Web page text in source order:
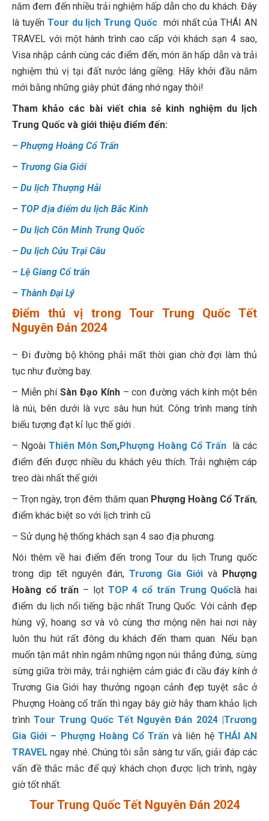
năm đem đến nhiều trải nghiệm hấp dẫn cho du khách. Đây
là tuyến Tour du lịch Trung Quốc mới nhất của THÁI AN
TRAVEL với một hành trình cao cấp với khách sạn 4 sao,
Visa nhập cảnh cùng các điểm đến, món ăn hấp dẫn và trải
nghiệm thú vị tại đất nước láng giềng. Hãy khởi đầu năm
mới bằng những giây phút đáng nhớ ngay thôi!
Tham khảo các bài viết chia sẻ kinh nghiệm du lịch
Trung Quốc và giới thiệu điểm đến:
– Phượng Hoàng Cổ Trấn
– Trương Gia Giới
– Du lịch Thượng Hải
– TOP địa điểm du lịch Bắc Kinh
– Du lịch Côn Minh Trung Quốc
– Du lịch Cửu Trại Câu
– Lệ Giang Cổ trấn
– Thành Đại Lý
Điểm thú vị trong Tour Trung Quốc Tết
Nguyên Đán 2024
– Đi đường bộ không phải mất thời gian chờ đợi làm thủ
tục như đường bay.
– Miễn phí Sàn Đạo Kính– con đường vách kính một bên
là núi, bên dưới là vực sâu hun hút. Công trình mang tính
biểu tượng đạt kỉ lục thế giới .
– NgoàiThiên Môn Sơn,Phượng Hoàng Cổ Trấnlà các
điểm đến được nhiều du khách yêu thích. Trải nghiệm cáp
treo dài nhất thế giới
– Trọn ngày, trọn đêm thăm quan Phượng Hoàng Cổ Trấn,
điểm khác biệt so với lịch trình cũ
– Sử dụng hệ thống khách sạn 4 sao địa phương.
Nói thêm về hai điểm đến trong Tour du lịch Trung quốc
trong dịp tết nguyên đán, Trương Gia Giới và Phượng
Hoàng cổ trấn – lọt TOP 4 cổ trấn Trung Quốc là hai
điểm du lịch nổi tiếng bậc nhất Trung Quốc. Với cảnh đẹp
hùng vỹ, hoang sơ và vô cùng thơ mộng nên hai nơi này
luôn thu hút rất đông du khách đến tham quan. Nếu bạn
muốn tận mắt nhìn ngắm những ngọn núi thẳng đứng, sừng
sừng giữa trời mây, trải nghiệm cảm giác đi cầu đáy kính ở
Trương Gia Giới hay thưởng ngoạn cảnh đẹp tuyệt sắc ở
Phượng Hoàng cổ trấn thì ngay bây giờ hãy tham khảo lịch
trìnhTour Trung Quốc Tết Nguyên Đán 2024 |Trương
Gia Giới – Phượng Hoàng Cổ Trấn và liên hệ THÁI AN
TRAVEL ngay nhé. Chúng tôi sẵn sàng tư vấn, giải đáp các
vấn đề thắc mắc để quý khách chọn được lịch trình, ngày
giờ tốt nhất.
Tour Trung Quốc Tết Nguyên Đán 2024